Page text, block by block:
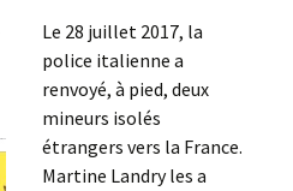
Le 28 juillet 2017, la
police italienne a
renvoyé, à pied, deux
mineurs isolés
étrangers vers la France.
Martine Landry les a